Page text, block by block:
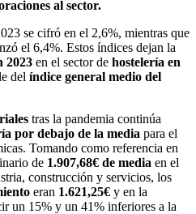
al sector.
se cifró en el 2,6%, mientras que
el 6,4%. Estos índices dejan la
2023 en el sector de hostelería en
del índice general medio del
tras la pandemia continúa
por debajo de la media para el
Tomando como referencia en
de 1.907,68€ de media en el
construcción y servicios, los
eran 1.621,25€ y en la
un 15% y un 41% inferiores a la